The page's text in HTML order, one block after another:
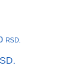
RSD.